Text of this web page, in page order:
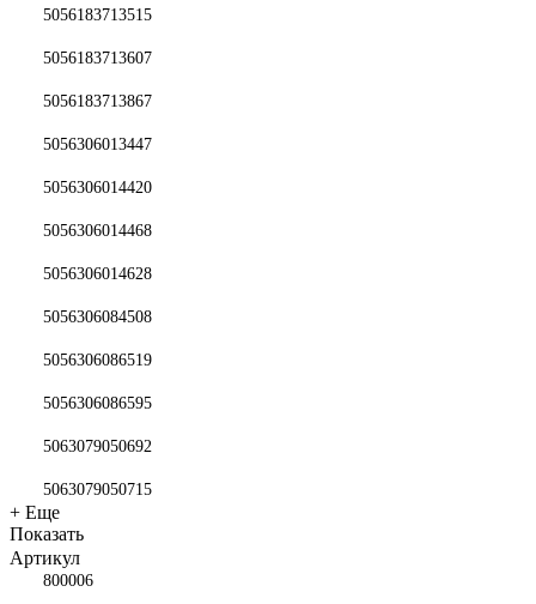
5056183713515
5056183713607
5056183713867
5056306013447
5056306014420
5056306014468
5056306014628
5056306084508
5056306086519
5056306086595
5063079050692
5063079050715
+ Еще
Показать
Артикул
800006